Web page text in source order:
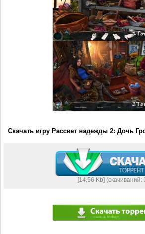
Скачать игру Рассвет надежды 2: Дочь
[14,56 Kb] (cкачиваний: